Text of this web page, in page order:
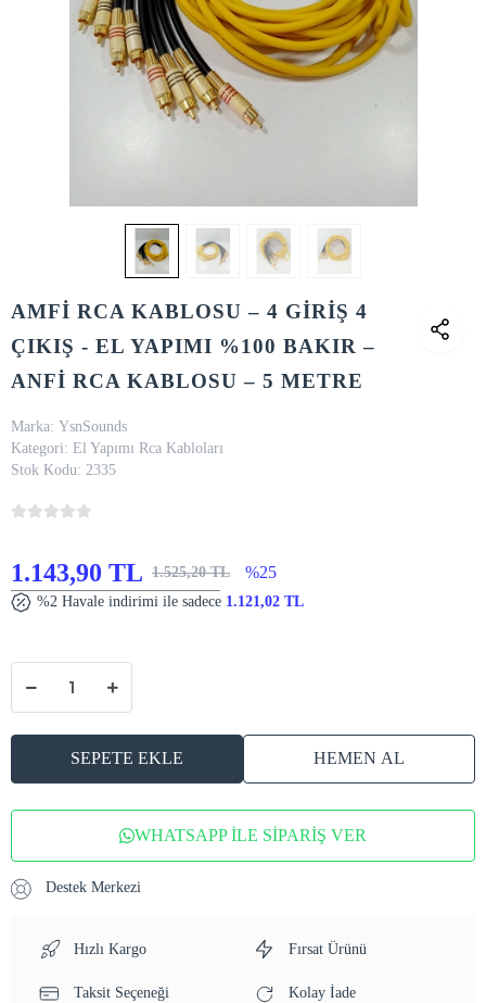
AMFİ RCA KABLOSU – 4 GİRİŞ 4
ÇIKIŞ - EL YAPIMI %100 BAKIR –
ANFİ RCA KABLOSU – 5 METRE
Marka: YsnSounds
Kategori: El Yapımı Rca Kabloları
Stok Kodu: 2335
1.143,90 TL 1.525,20 TL %25
%2 Havale indirimi ile sadece 1.121,02 TL
SEPETE EKLE HEMEN AL
WHATSAPP İLE SİPARİŞ VER
Destek Merkezi
Hızlı Kargo Fırsat Ürünü
Taksit Seçeneği Kolay İade